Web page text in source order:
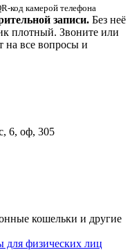
код камерой телефона
записи. Без неё
плотный. Звоните или
на все вопросы и
6, оф, 305
кошельки и другие
для физических лиц